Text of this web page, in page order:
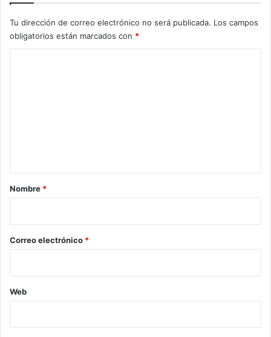
Tu dirección de correo electrónico no será publicada. Los campos
obligatorios están marcados con *
r
*
Nombre *
Correo electrónico *
Web